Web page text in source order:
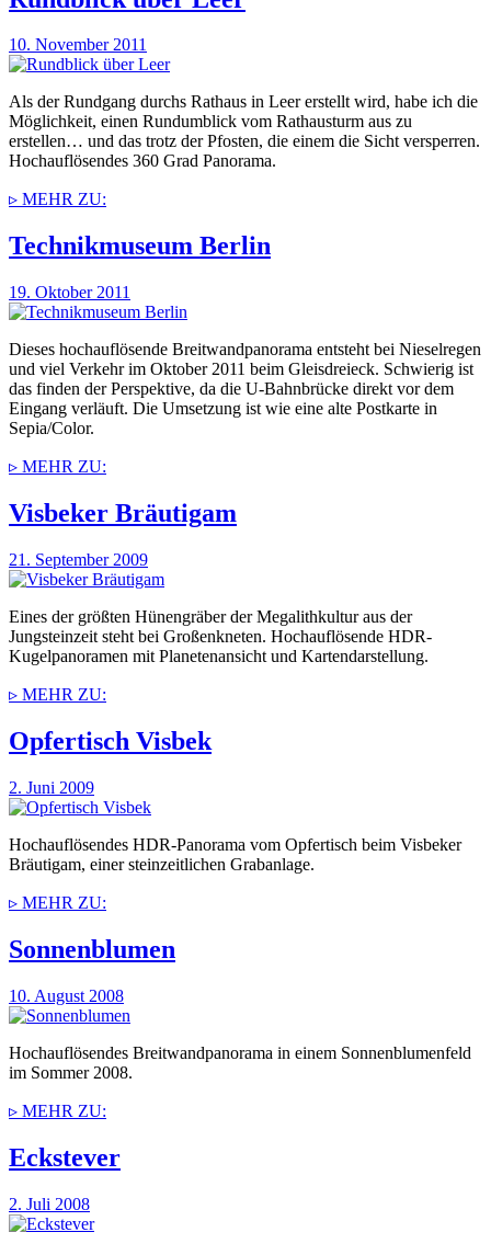
10. November 2011
Als der Rundgang durchs Rathaus in Leer erstellt wird, habe ich die
Möglichkeit, einen Rundumblick vom Rathausturm aus zu
erstellen… und das trotz der Pfosten, die einem die Sicht versperren.
Hochauflösendes 360 Grad Panorama.
▹ MEHR ZU:
Technikmuseum Berlin
19. Oktober 2011
Dieses hochauflösende Breitwandpanorama entsteht bei Nieselregen
und viel Verkehr im Oktober 2011 beim Gleisdreieck. Schwierig ist
das finden der Perspektive, da die U-Bahnbrücke direkt vor dem
Eingang verläuft. Die Umsetzung ist wie eine alte Postkarte in
Sepia/Color.
▹ MEHR ZU:
Visbeker Bräutigam
21. September 2009
Eines der größten Hünengräber der Megalithkultur aus der
Jungsteinzeit steht bei Großenkneten. Hochauflösende HDR-
Kugelpanoramen mit Planetenansicht und Kartendarstellung.
▹ MEHR ZU:
Opfertisch Visbek
2. Juni 2009
Hochauflösendes HDR-Panorama vom Opfertisch beim Visbeker
Bräutigam, einer steinzeitlichen Grabanlage.
▹ MEHR ZU:
Sonnenblumen
10. August 2008
Hochauflösendes Breitwandpanorama in einem Sonnenblumenfeld
im Sommer 2008.
▹ MEHR ZU:
Eckstever
2. Juli 2008